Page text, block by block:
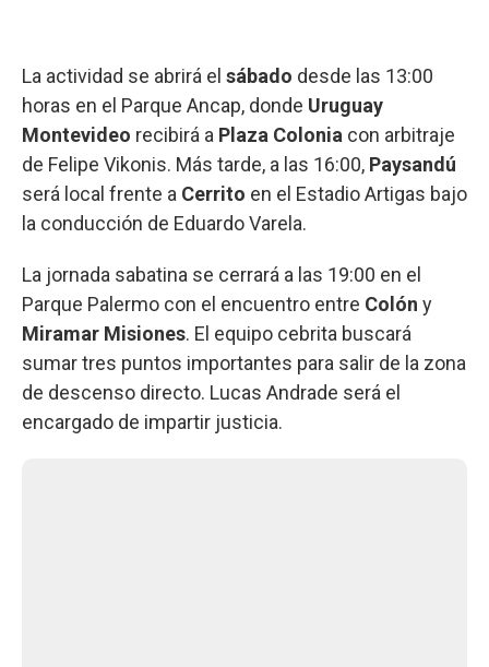
La actividad se abrirá el sábado desde las 13:00
horas en el Parque Ancap, donde Uruguay
Montevideo recibirá a Plaza Colonia con arbitraje
de Felipe Vikonis. Más tarde, a las 16:00, Paysandú
será local frente a Cerrito en el Estadio Artigas bajo
la conducción de Eduardo Varela.
La jornada sabatina se cerrará a las 19:00 en el
Parque Palermo con el encuentro entre Colón y
Miramar Misiones. El equipo cebrita buscará
sumar tres puntos importantes para salir de la zona
de descenso directo. Lucas Andrade será el
encargado de impartir justicia.